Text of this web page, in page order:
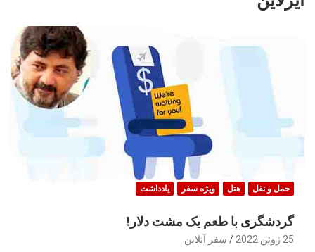
حمل‌ و نقل هتل ویژه سفر یادداشت
گردشگری با طعم یک مشت دلار!
25 ژوئن 2022 سفر آنلاین